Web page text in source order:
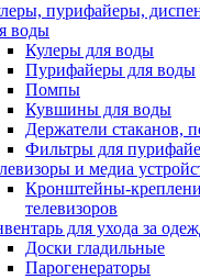
пурифайеры,
воды
Кулеры для воды
Пурифайеры для воды
Помпы
Кувшины для воды
Держатели стаканов,
Фильтры для
и медиа
Кронштейны-
телевизоров
для ухода за
Доски гладильные
Парогенераторы